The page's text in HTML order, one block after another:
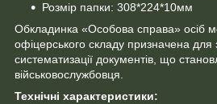
Розмір папки: 308*224*10мм
Обкладинка «Особова справа» осіб
офіцерського складу призначена для
систематизації документів, що
військовослужбовця.
Технічні характеристики: